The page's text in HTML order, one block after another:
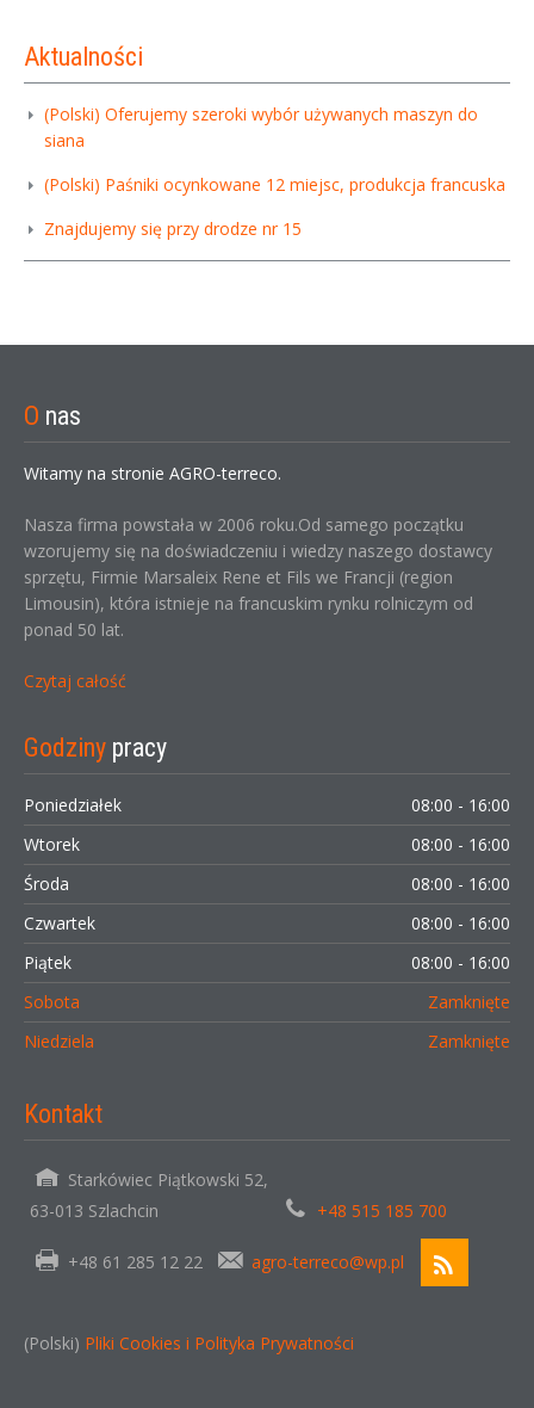
Aktualności
(Polski) Oferujemy szeroki wybór używanych maszyn do
siana
(Polski) Paśniki ocynkowane 12 miejsc, produkcja francuska
Znajdujemy się przy drodze nr 15
O nas
Witamy na stronie AGRO-terreco.
Nasza firma powstała w 2006 roku.Od samego początku
wzorujemy się na doświadczeniu i wiedzy naszego dostawcy
sprzętu, Firmie Marsaleix Rene et Fils we Francji (region
Limousin), która istnieje na francuskim rynku rolniczym od
ponad 50 lat.
Czytaj całość
Godziny pracy
Poniedziałek
08:00 - 16:00
Wtorek
08:00 - 16:00
Środa
08:00 - 16:00
Czwartek
08:00 - 16:00
Piątek
08:00 - 16:00
Sobota
Zamknięte
Niedziela
Zamknięte
Kontakt
Starkówiec Piątkowski 52,
63-013 Szlachcin
+48 515 185 700
+48 61 285 12 22 agro-terreco@wp.pl
(Polski) Pliki Cookies i Polityka Prywatności